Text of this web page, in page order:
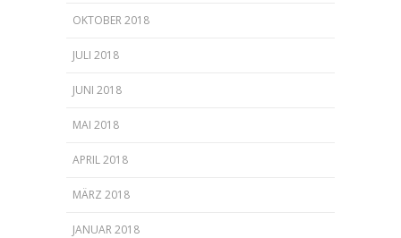
OKTOBER 2018
JULI 2018
JUNI 2018
MAI 2018
APRIL 2018
MÄRZ 2018
JANUAR 2018